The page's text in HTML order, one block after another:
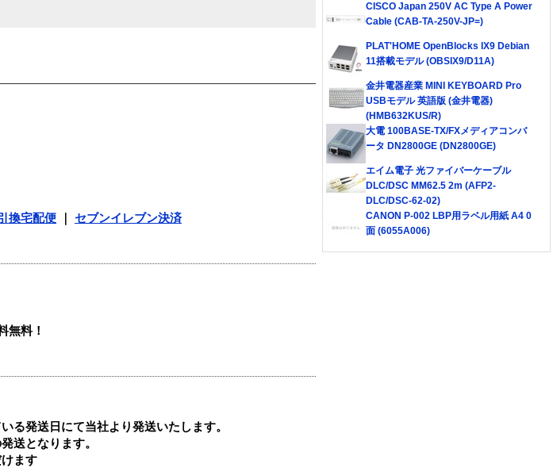
換宅配便
セブンイレブン決済
無料！
る発送日にて当社より発送いたします。
送となります。
ます
CISCO Japan 250V AC Type A Power
Cable (CAB-TA-250V-JP=)
PLAT'HOME OpenBlocks IX9 Debian
11搭載モデル (OBSIX9/D11A)
金井電器産業 MINI KEYBOARD Pro
USBモデル 英語版 (金井電器)
(HMB632KUS/R)
大電 100BASE-TX/FXメディアコンバ
ータ DN2800GE (DN2800GE)
エイム電子 光ファイバーケーブル
DLC/DSC MM62.5 2m (AFP2-
DLC/DSC-62-02)
CANON P-002 LBP用ラベル用紙 A4 0
面 (6055A006)